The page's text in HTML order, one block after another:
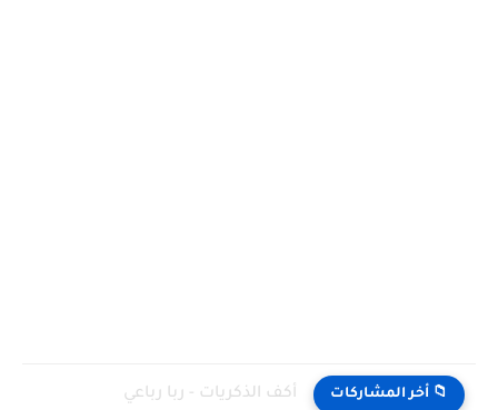
📁 أخر المشاركات أكف الذكريات - ربا رباعي